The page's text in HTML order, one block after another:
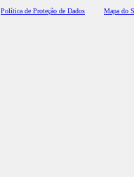
Política de Proteção de Dados Mapa do